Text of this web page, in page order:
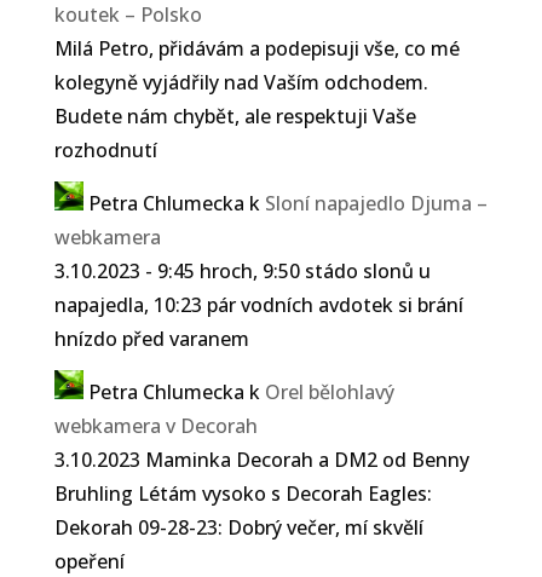
koutek – Polsko
Milá Petro, přidávám a podepisuji vše, co mé
kolegyně vyjádřily nad Vaším odchodem.
Budete nám chybět, ale respektuji Vaše
rozhodnutí
Petra Chlumecka k Sloní napajedlo Djuma –
webkamera
3.10.2023 - 9:45 hroch, 9:50 stádo slonů u
napajedla, 10:23 pár vodních avdotek si brání
hnízdo před varanem
Petra Chlumecka k Orel bělohlavý
webkamera v Decorah
3.10.2023 Maminka Decorah a DM2 od Benny
Bruhling Létám vysoko s Decorah Eagles:
Dekorah 09-28-23: Dobrý večer, mí skvělí
opeření